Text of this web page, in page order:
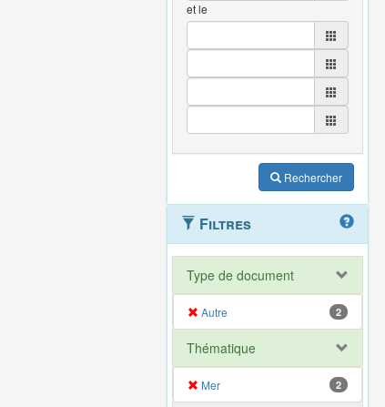
et le
Rechercher
Filtres
Type de document
Autre 2
Thématique
Mer 2